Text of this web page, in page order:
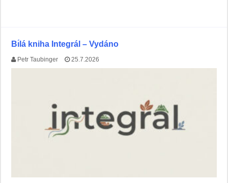
Bı́lá kniha Integrál – Vydáno
Petr Taubinger 25.7.2026